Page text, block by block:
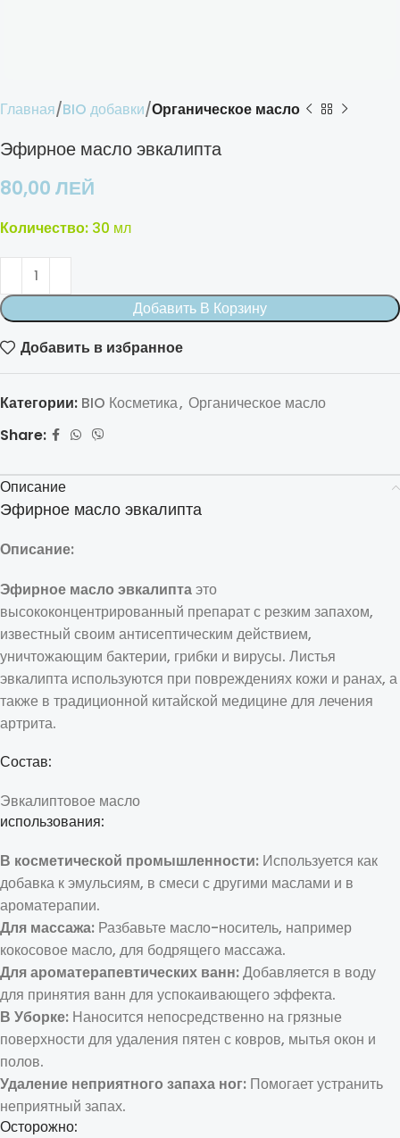
Главная BIO добавки Органическое масло
Эфирное масло эвкалипта
80,00 ЛЕЙ
Количество: 30 мл
Добавить В Корзину
Добавить в избранное
Категории: BIO Косметика, Органическое масло
Share:
Описание
Эфирное масло эвкалипта
Описание:
Эфирное масло эвкалиптаэто
высококонцентрированный препарат с резким запахом,
известный своим антисептическим действием,
уничтожающим бактерии, грибки и вирусы. Листья
эвкалипта используются при повреждениях кожи и ранах, а
также в традиционной китайской медицине для лечения
артрита.
Состав:
Эвкалиптовое масло
использования:
В косметической промышленности: Используется как
добавка к эмульсиям, в смеси с другими маслами и в
ароматерапии.
Для массажа: Разбавьте масло-носитель, например
кокосовое масло, для бодрящего массажа.
Для ароматерапевтических ванн:Добавляется в воду
для принятия ванн для успокаивающего эффекта.
В Уборке: Наносится непосредственно на грязные
поверхности для удаления пятен с ковров, мытья окон и
полов.
Удаление неприятного запаха ног: Помогает устранить
неприятный запах.
Осторожно: